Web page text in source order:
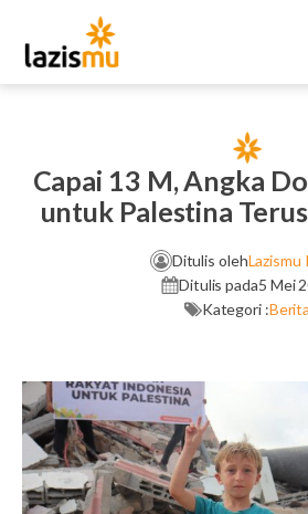
Capai 13 M, Angka
untuk Palestina
Ditulis olehLazismu
Ditulis pada5 Mei
Kategori :Berita